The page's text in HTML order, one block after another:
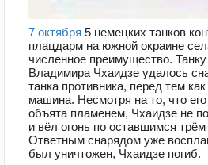
7 октября 5 немецких танков
плацдарм на южной окраине
численное преимущество.
Владимира Чхаидзе удалось
танка противника, перед тем как
машина. Несмотря на то, что
объята пламенем, Чхаидзе не
и вёл огонь по оставшимся трём
Ответным снарядом уже
был уничтожен, Чхаидзе погиб.